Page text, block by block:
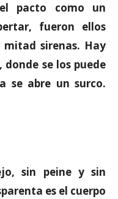
pacto como un
fueron ellos
sirenas. Hay
se los puede
se abre un surco.
sin peine y sin
es el cuerpo